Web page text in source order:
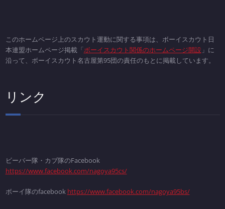
このホームページ上のスカウト運動に関する事項は、ボーイスカウト日
本連盟ホームページ掲載「ボーイスカウト関係のホームページ開設」に
沿って、ボーイスカウト名古屋第95団の責任のもとに掲載しています。
リンク
ビーバー隊・カブ隊のFacebook
https://www.facebook.com/nagoya95cs/
ボーイ隊のfacebook https://www.facebook.com/nagoya95bs/